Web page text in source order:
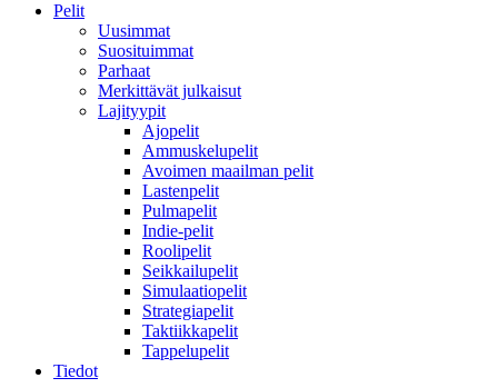
Pelit
Uusimmat
Suosituimmat
Parhaat
Merkittävät julkaisut
Lajityypit
Ajopelit
Ammuskelupelit
Avoimen maailman pelit
Lastenpelit
Pulmapelit
Indie-pelit
Roolipelit
Seikkailupelit
Simulaatiopelit
Strategiapelit
Taktiikkapelit
Tappelupelit
Tiedot